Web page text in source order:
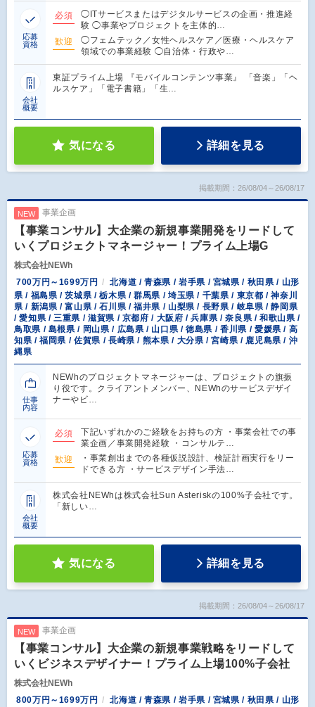
応募
資格
必須
◯ITサービスまたはデジタルサービスの企画・推進経
験 ◯事業やプロジェクトを主体的…
歓迎
◯フェムテック／女性ヘルスケア／医療・ヘルスケア
領域での事業経験 ◯自治体・行政や…
会社
概要
東証プライム上場 『モバイルコンテンツ事業』 「音楽」「ヘ
ルスケア」「電子書籍」「生…
気になる 詳細を見る
掲載期間：26/08/04～26/08/17
NEW 事業企画
【事業コンサル】大企業の新規事業開発をリードして
いくプロジェクトマネージャー！プライム上場G
株式会社NEWh
700万円～1699万円
北海道 / 青森県 / 岩手県 / 宮城県 / 秋田県 / 山形
県 / 福島県 / 茨城県 / 栃木県 / 群馬県 / 埼玉県 / 千葉県 / 東京都 / 神奈川
県 / 新潟県 / 富山県 / 石川県 / 福井県 / 山梨県 / 長野県 / 岐阜県 / 静岡県
/ 愛知県 / 三重県 / 滋賀県 / 京都府 / 大阪府 / 兵庫県 / 奈良県 / 和歌山県 /
鳥取県 / 島根県 / 岡山県 / 広島県 / 山口県 / 徳島県 / 香川県 / 愛媛県 / 高
知県 / 福岡県 / 佐賀県 / 長崎県 / 熊本県 / 大分県 / 宮崎県 / 鹿児島県 / 沖
縄県
仕事
内容
NEWhのプロジェクトマネージャーは、プロジェクトの旗振
り役です。クライアントメンバー、NEWhのサービスデザイ
ナーやビ…
応募
資格
必須
下記いずれかのご経験をお持ちの方 ・事業会社での事
業企画／事業開発経験 ・コンサルテ…
歓迎
・事業創出までの各種仮説設計、検証計画実行をリー
ドできる方 ・サービスデザイン手法…
会社
概要
株式会社NEWhは株式会社Sun Asteriskの100%子会社です。
「新しい…
気になる 詳細を見る
掲載期間：26/08/04～26/08/17
NEW 事業企画
【事業コンサル】大企業の新規事業戦略をリードして
いくビジネスデザイナー！プライム上場100%子会社
株式会社NEWh
800万円～1699万円
北海道 / 青森県 / 岩手県 / 宮城県 / 秋田県 / 山形